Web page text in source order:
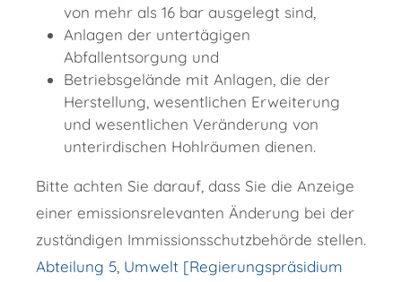
von mehr als 16 bar ausgelegt sind,
Anlagen der untertägigen
Abfallentsorgung und
Betriebsgelände mit Anlagen, die der
Herstellung, wesentlichen Erweiterung
und wesentlichen Veränderung von
unterirdischen Hohlräumen dienen.
Bitte achten Sie darauf, dass Sie die Anzeige
einer emissionsrelevanten Änderung bei der
zuständigen Immissionsschutzbehörde stellen.
Abteilung 5, Umwelt [Regierungspräsidium